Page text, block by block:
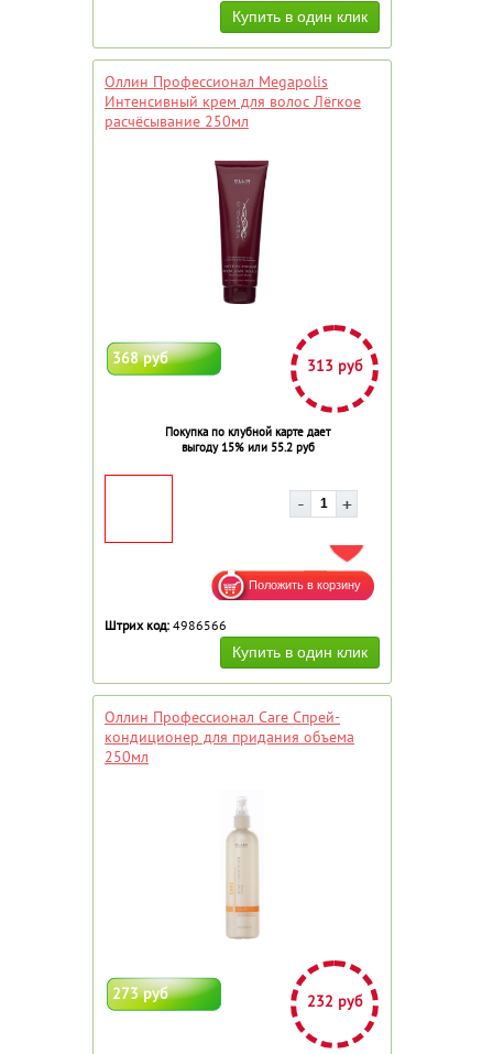
Оллин Профессионал Megapolis
Интенсивный крем для волос Лёгкое
расчёсывание 250мл
368 руб 313 руб
Покупка по клубной карте дает
выгоду 15% или 55.2 руб
ДОБАВИТЬ В ИЗБРАННОЕ
Штрих код: 4986566
Оллин Профессионал Care Спрей-
кондиционер для придания объема
250мл
273 руб 232 руб